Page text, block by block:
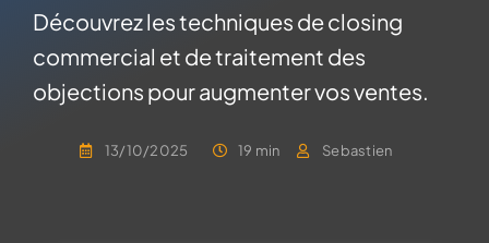
Découvrez les techniques de closing
commercial et de traitement des
objections pour augmenter vos ventes.
13/10/2025 19 min Sebastien